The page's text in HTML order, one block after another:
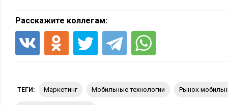
Расскажите коллегам:
ТЕГИ: маркетинг мобильные технологии рынок